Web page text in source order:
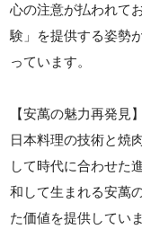
心の注意が払われて
験」を提供する姿勢
っています。
【安萬の魅力再発見】
日本料理の技術と焼
して時代に合わせた
和して生まれる安萬
た価値を提供してい